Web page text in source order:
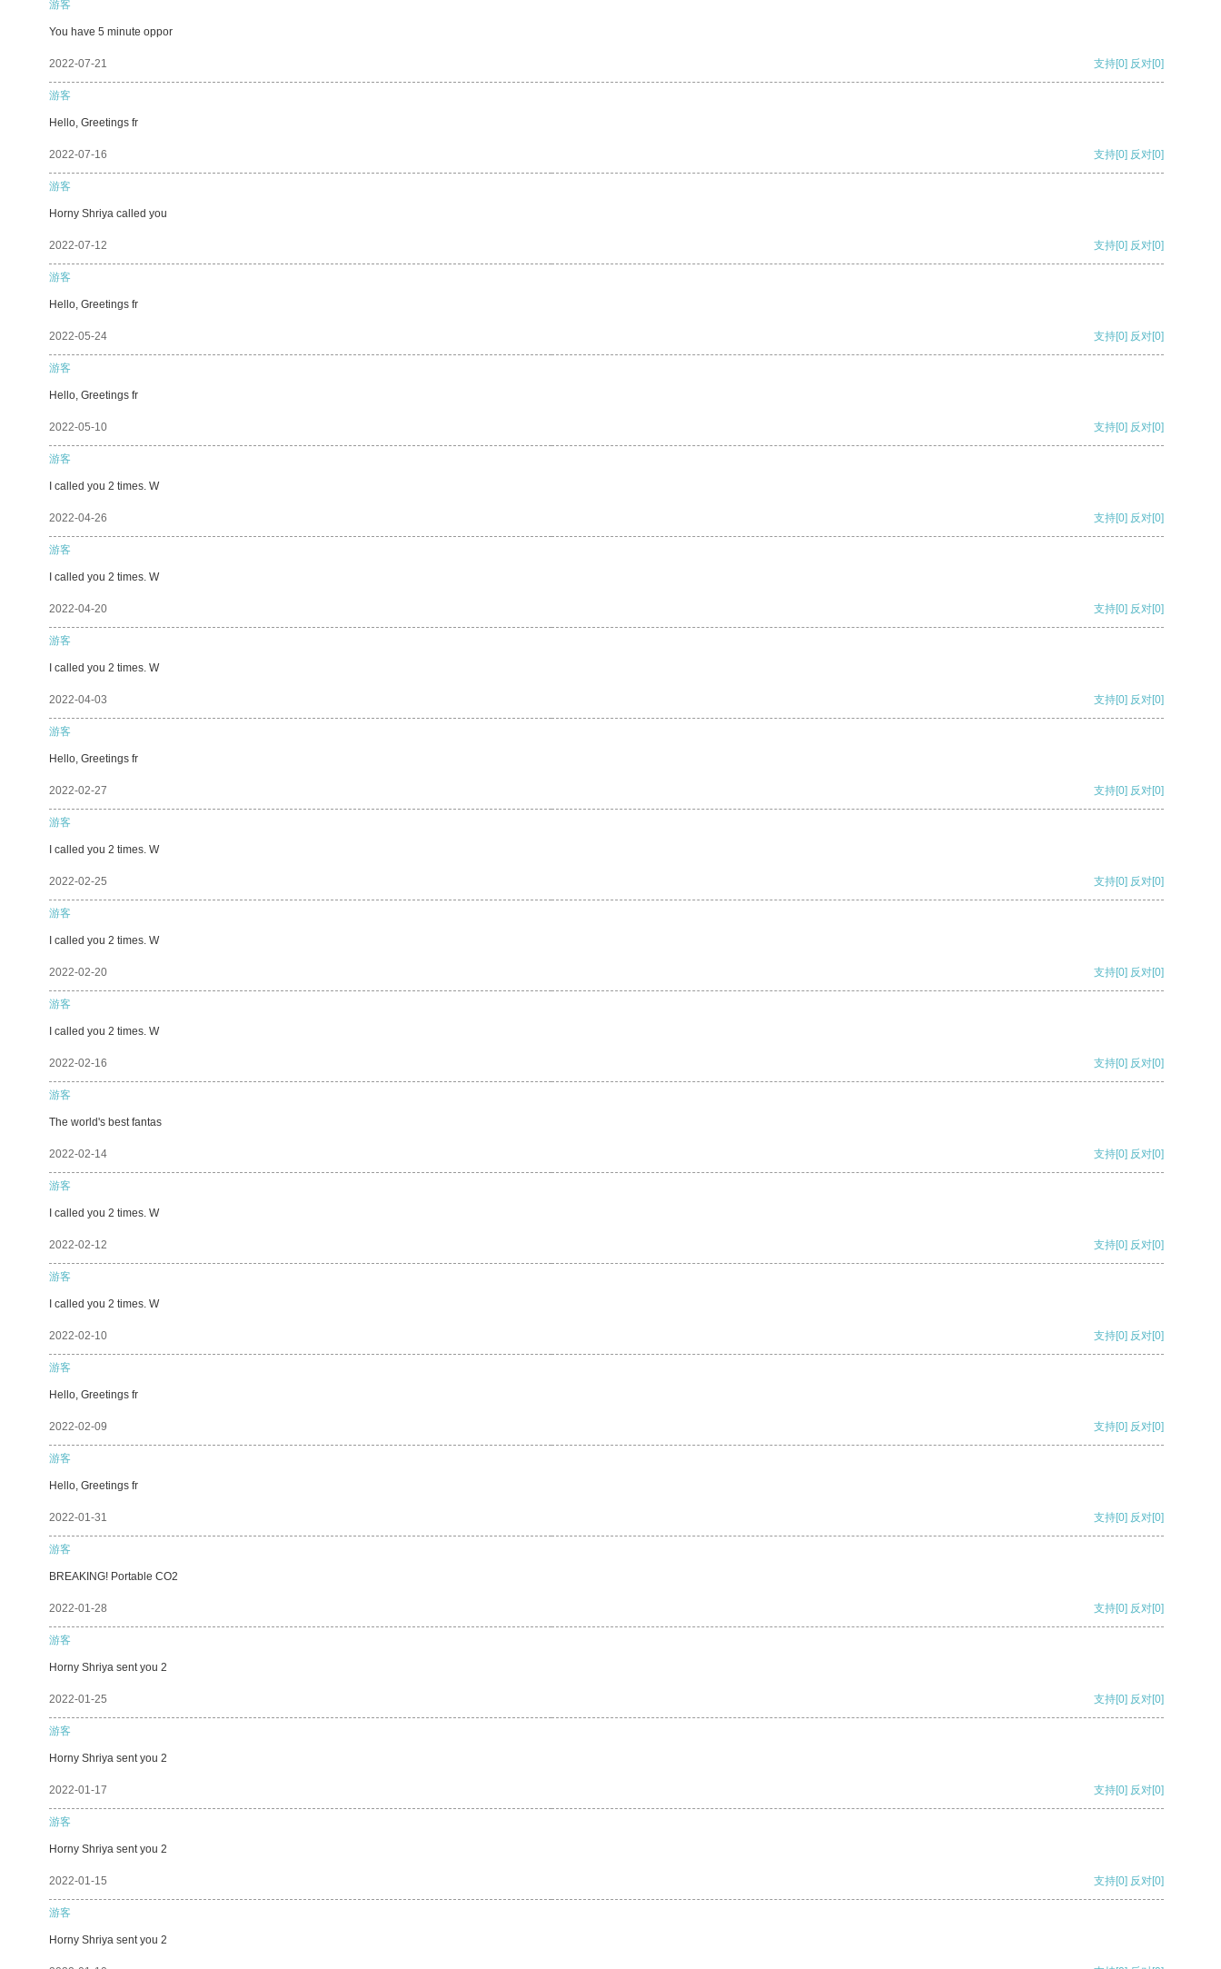
游客
You have 5 minute oppor
2022-07-21 支持[0] 反对[0]
游客
Hello, Greetings fr
2022-07-16 支持[0] 反对[0]
游客
Horny Shriya called you
2022-07-12 支持[0] 反对[0]
游客
Hello, Greetings fr
2022-05-24 支持[0] 反对[0]
游客
Hello, Greetings fr
2022-05-10 支持[0] 反对[0]
游客
I called you 2 times. W
2022-04-26 支持[0] 反对[0]
游客
I called you 2 times. W
2022-04-20 支持[0] 反对[0]
游客
I called you 2 times. W
2022-04-03 支持[0] 反对[0]
游客
Hello, Greetings fr
2022-02-27 支持[0] 反对[0]
游客
I called you 2 times. W
2022-02-25 支持[0] 反对[0]
游客
I called you 2 times. W
2022-02-20 支持[0] 反对[0]
游客
I called you 2 times. W
2022-02-16 支持[0] 反对[0]
游客
The world's best fantas
2022-02-14 支持[0] 反对[0]
游客
I called you 2 times. W
2022-02-12 支持[0] 反对[0]
游客
I called you 2 times. W
2022-02-10 支持[0] 反对[0]
游客
Hello, Greetings fr
2022-02-09 支持[0] 反对[0]
游客
Hello, Greetings fr
2022-01-31 支持[0] 反对[0]
游客
BREAKING! Portable CO2
2022-01-28 支持[0] 反对[0]
游客
Horny Shriya sent you 2
2022-01-25 支持[0] 反对[0]
游客
Horny Shriya sent you 2
2022-01-17 支持[0] 反对[0]
游客
Horny Shriya sent you 2
2022-01-15 支持[0] 反对[0]
游客
Horny Shriya sent you 2